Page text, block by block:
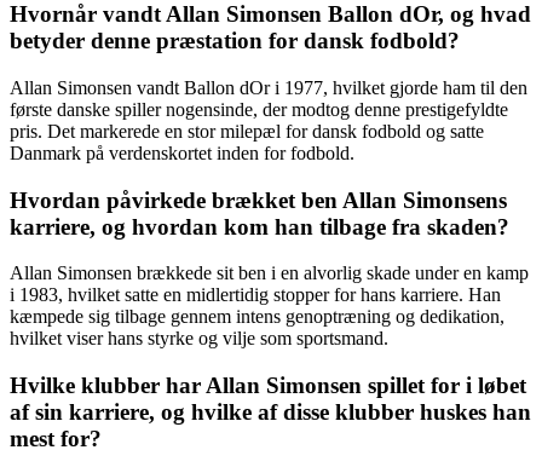
Hvornår vandt Allan Simonsen Ballon dOr, og hvad
betyder denne præstation for dansk fodbold?
Allan Simonsen vandt Ballon dOr i 1977, hvilket gjorde ham til den
første danske spiller nogensinde, der modtog denne prestigefyldte
pris. Det markerede en stor milepæl for dansk fodbold og satte
Danmark på verdenskortet inden for fodbold.
Hvordan påvirkede brækket ben Allan Simonsens
karriere, og hvordan kom han tilbage fra skaden?
Allan Simonsen brækkede sit ben i en alvorlig skade under en kamp
i 1983, hvilket satte en midlertidig stopper for hans karriere. Han
kæmpede sig tilbage gennem intens genoptræning og dedikation,
hvilket viser hans styrke og vilje som sportsmand.
Hvilke klubber har Allan Simonsen spillet for i løbet
af sin karriere, og hvilke af disse klubber huskes han
mest for?